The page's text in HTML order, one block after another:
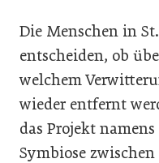
Die Menschen in
entscheiden, ob
welchem
wieder entfernt
das Projekt
Symbiose